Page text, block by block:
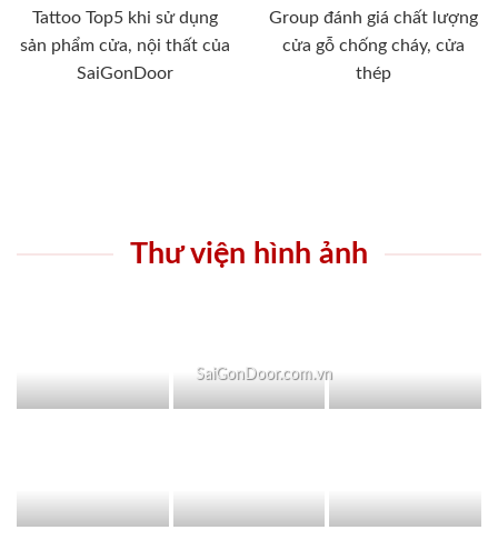
Tattoo Top5 khi sử dụng
sản phẩm cửa, nội thất của
SaiGonDoor
Group đánh giá chất lượng
cửa gỗ chống cháy, cửa
thép
Thư viện hình ảnh
SaiGonDoor.com.vn